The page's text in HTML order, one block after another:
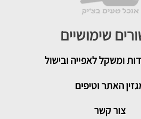
שימושיים
ומשקל לאפייה ובישול
האתר וטיפים
צור קשר